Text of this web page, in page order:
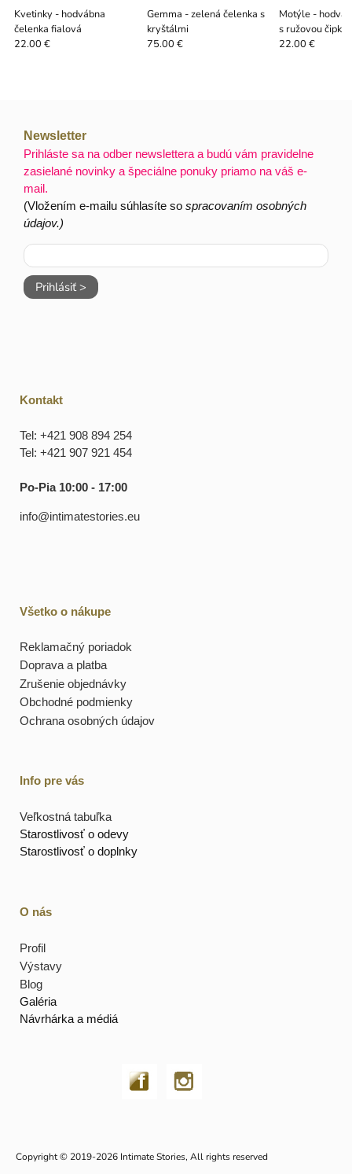
Kvetinky - hodvábna
čelenka fialová
22.00 €
Gemma - zelená čelenka s
kryštálmi
75.00 €
Motýle -
s ružovou
22.00 €
Newsletter
Prihláste sa na odber newslettera a budú vám pravidelne
zasielané novinky a špeciálne ponuky priamo na váš e-
mail.
(Vložením e-mailu súhlasíte sospracovaním osobných
údajov.)
Prihlásiť >
Kontakt
Tel: +421 908 894 254
Tel: +421 907 921 454
Po-Pia 10:00 - 17:00
info@intimatestories.eu
Všetko o nákupe
Reklamačný poriadok
Doprava a platba
Zrušenie objednávky
Obchodné podmienky
Ochrana osobných údajov
Info pre vás
Veľkostná tabuľka
Starostlivosť o odevy
Starostlivosť o doplnky
O nás
Profil
Výstavy
Blog
Galéria
Návrhárka a médiá
Copyright © 2019-2026 Intimate Stories, All rights reserved